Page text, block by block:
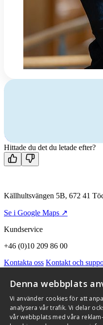
Har du frågor om
Kontakta oss
Hittade du det du letade efter?
Källhultsvängen 5B, 672 41
Se i Google Maps ↗
Kundservice
+46 (0)10 209 86 00
Kontakta oss Kontakt och
Om Flexit
Aktuellt Miljö och
Qnister Visselblåsningsfunktion
© 2026 Flexit AB. Alla
Aktuellt Miljö och
Denna webbplats
Vi använder cookies för att
analysera vår trafik. Vi delar
vår webbplats med våra